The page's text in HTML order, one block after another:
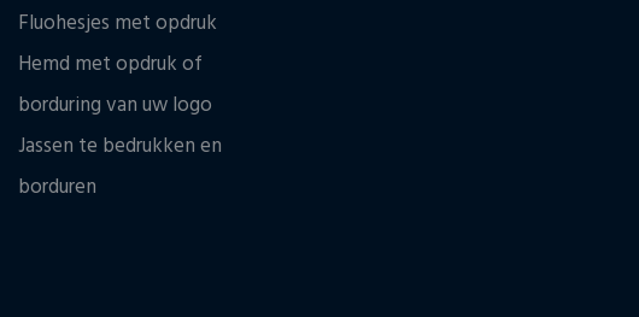
Fluohesjes met opdruk
Hemd met opdruk of
borduring van uw logo
Jassen te bedrukken en
borduren